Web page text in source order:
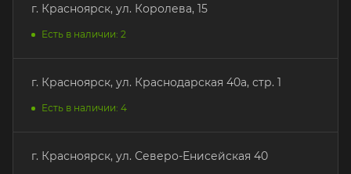
г. Красноярск, ул. Королева, 15
Есть в наличии: 2
г. Красноярск, ул. Краснодарская 40а, стр. 1
Есть в наличии: 4
г. Красноярск, ул. Северо-Енисейская 40